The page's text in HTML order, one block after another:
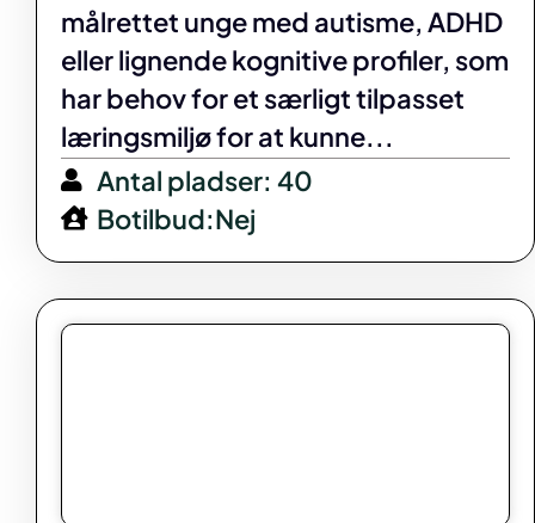
målrettet unge med autisme, ADHD
eller lignende kognitive profiler, som
har behov for et særligt tilpasset
læringsmiljø for at kunne...
Antal pladser: 40
Botilbud:Nej